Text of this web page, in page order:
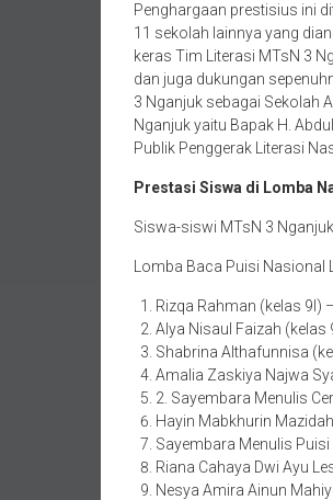
Penghargaan prestisius ini
11 sekolah lainnya yang
keras Tim Literasi MTsN 3
dan juga dukungan
3 Nganjuk sebagai Sekolah
Nganjuk yaitu Bapak H.
Publik Penggerak Literasi
Prestasi Siswa di Lomba
Siswa-siswi MTsN 3
Lomba Baca Puisi Nasional
Rizqa Rahman (kelas 9I)
Alya Nisaul Faizah (kelas
Shabrina Althafunnisa
Amalia Zaskiya Najwa
2. Sayembara Menulis
Hayin Mabkhurin
Sayembara Menulis Puisi
Riana Cahaya Dwi Ayu
Nesya Amira Ainun